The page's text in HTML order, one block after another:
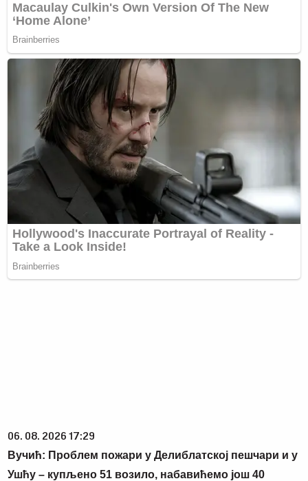
06. 08. 2026 17:29
Вучић: Проблем пожари у Делиблатској пешчари и у
Ушћу – купљено 51 возило, набавићемо још 40